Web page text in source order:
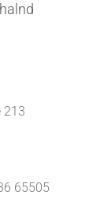
213
65505